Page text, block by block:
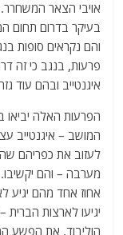
אויבי הצאר
בעיקר בדרום תחום
והם נקראים סופות
פרעות, בנגב כי זה
איגנטייב ובהם עוד
הפרעות האלה יביאו
המושב – איגנטייב
לעזוב את כפריהם
יגיעו לארצות הברית
הוליבוד, את הפשע